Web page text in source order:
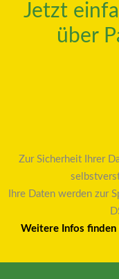
Jetzt
über
Zur Sicherheit Ihrer
Ihre Daten werden zur
Weitere Infos finden